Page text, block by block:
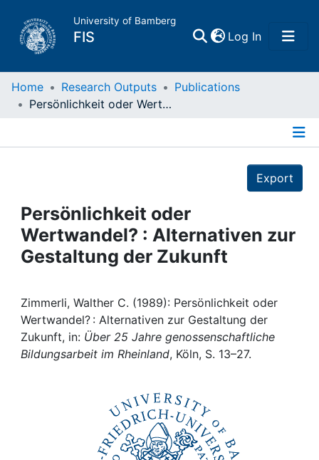
University of Bamberg
FIS Log In(current)
Home
Projects
People
Awards
My FIS
Home Research Outputs
Publications
Persönlichkeit oder Wertwandel? : Alternativen zur Gestaltung der Zukunft
Export
Persönlichkeit oder
Wertwandel? : Alternativen zur
Gestaltung der Zukunft
Zimmerli, Walther C. (1989): Persönlichkeit oder
Wertwandel? : Alternativen zur Gestaltung der
Zukunft, in: Über 25 Jahre genossenschaftliche
Bildungsarbeit im Rheinland, Köln, S. 13–27.